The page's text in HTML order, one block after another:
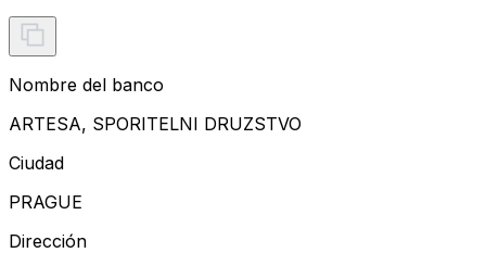
Nombre del banco
ARTESA, SPORITELNI DRUZSTVO
Ciudad
PRAGUE
Dirección